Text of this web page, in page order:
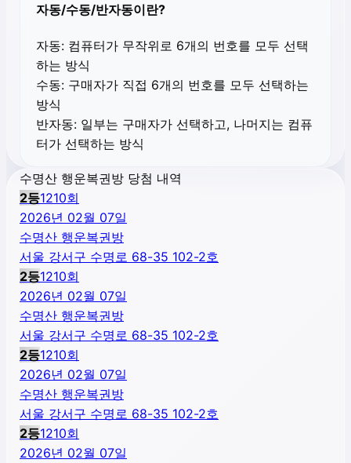
자동/수동/반자동이란?
자동: 컴퓨터가 무작위로 6개의 번호를 모두 선택
하는 방식
수동: 구매자가 직접 6개의 번호를 모두 선택하는
방식
반자동: 일부는 구매자가 선택하고, 나머지는 컴퓨
터가 선택하는 방식
수명산 행운복권방 당첨 내역
2등1210회
2026년 02월 07일
수명산 행운복권방
서울 강서구 수명로 68-35 102-2호
2등1210회
2026년 02월 07일
수명산 행운복권방
서울 강서구 수명로 68-35 102-2호
2등1210회
2026년 02월 07일
수명산 행운복권방
서울 강서구 수명로 68-35 102-2호
2등1210회
2026년 02월 07일